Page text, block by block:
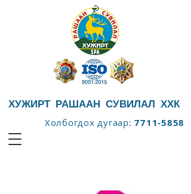
ХУЖИРТ РАШААН СУВИЛАЛ ХХК
Холбогдох дугаар:7711-5858